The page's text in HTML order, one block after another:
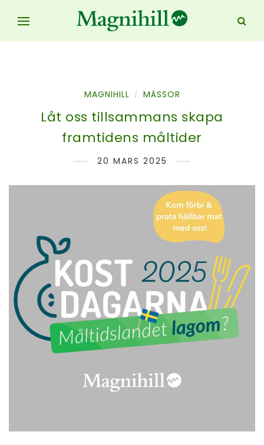
MAGNIHILL / MÄSSOR
Låt oss tillsammans skapa
framtidens måltider
20 MARS 2025